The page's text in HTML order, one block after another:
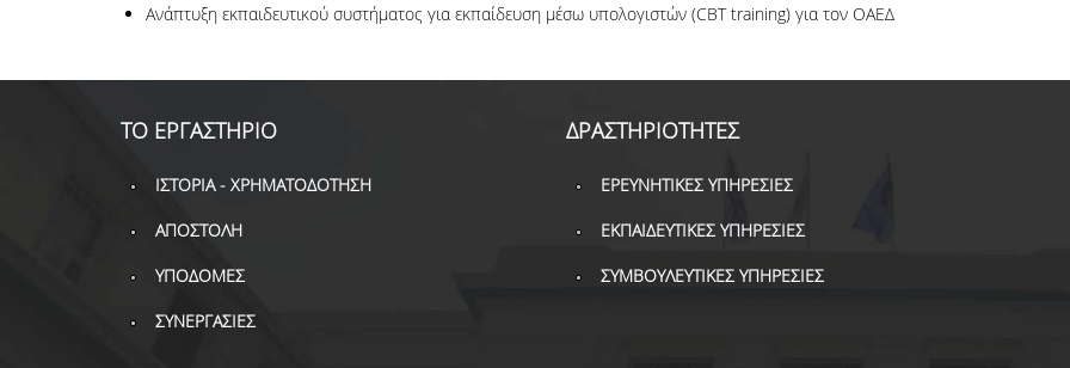
Ανάπτυξη εκπαιδευτικού συστήματος για εκπαίδευση μέσω υπολογιστών (CBT training) για τον ΟΑΕΔ
ΤΟ ΕΡΓΑΣΤΗΡΙΟ
ΙΣΤΟΡΙΑ - ΧΡΗΜΑΤΟΔΟΤΗΣΗ
ΑΠΟΣΤΟΛΗ
ΥΠΟΔΟΜΕΣ
ΣΥΝΕΡΓΑΣΙΕΣ
ΔΡΑΣΤΗΡΙΟΤΗΤΕΣ
ΕΡΕΥΝΗΤΙΚΕΣ ΥΠΗΡΕΣΙΕΣ
ΕΚΠΑΙΔΕΥΤΙΚΕΣ ΥΠΗΡΕΣΙΕΣ
ΣΥΜΒΟΥΛΕΥΤΙΚΕΣ ΥΠΗΡΕΣΙΕΣ